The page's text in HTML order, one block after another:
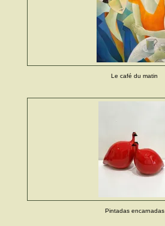
Le café du matin
Pintadas encarnadas